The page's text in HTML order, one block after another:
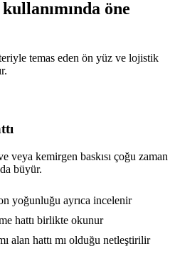
öne
temas eden ön yüz ve lojistik
kemirgen baskısı çoğu zaman
büyür.
yoğunluğu ayrıca incelenir
hattı birlikte okunur
alan hattı mı olduğu netleştirilir